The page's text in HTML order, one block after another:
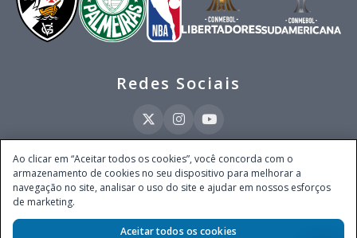
Redes Sociais
Este site é operado pela Ventmear Brasil LTDA (CNPJ 52.868.380/0001-84), com
endereço na Avenida Brigadeiro Faria Lima, nº 4.055, 3º andar, Itaim Bibi, no
Município de São Paulo, Estado de São Paulo, CEP 04538-133, Brasil - empresa
Secretaria de Prêmios e Apostas do Ministério da Fazenda, conforme Portaria nº
Ao clicar em “Aceitar todos os cookies”, você concorda com o
armazenamento de cookies no seu dispositivo para melhorar a
navegação no site, analisar o uso do site e ajudar em nossos esforços
de marketing.
Aceitar todos os cookies